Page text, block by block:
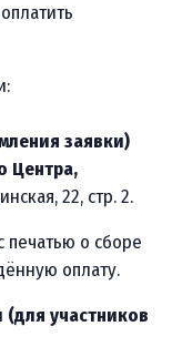
заявки)
Центра,
22, стр. 2.
печатью о сборе
оплату.
участников